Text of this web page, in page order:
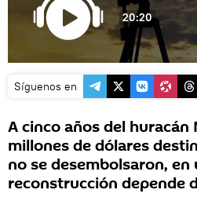
20:20
Síguenos en
A cinco años del huracán
millones de dólares
no se desembolsaron, en
reconstrucción depende